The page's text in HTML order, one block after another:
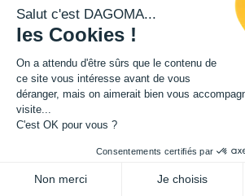
49,99
Salut c'est DAGOMA...
les Cookies !
On a attendu d'être sûrs que le contenu de
ce site vous intéresse avant de vous
déranger, mais on aimerait bien vous
visite...
C'est OK pour vous ?
Consentements certifiés par
Non merci Je choisis